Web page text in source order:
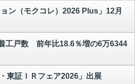
ン（モクコレ）2026 Plus」12月
工戸数 前年比18.6％増の6万6344
東証ＩＲフェア2026」出展